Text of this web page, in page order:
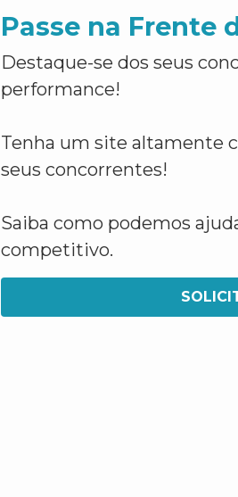
Passe na Frente
Destaque-se dos seus
performance!
Tenha um site altamente
seus concorrentes!
Saiba como podemos
competitivo.